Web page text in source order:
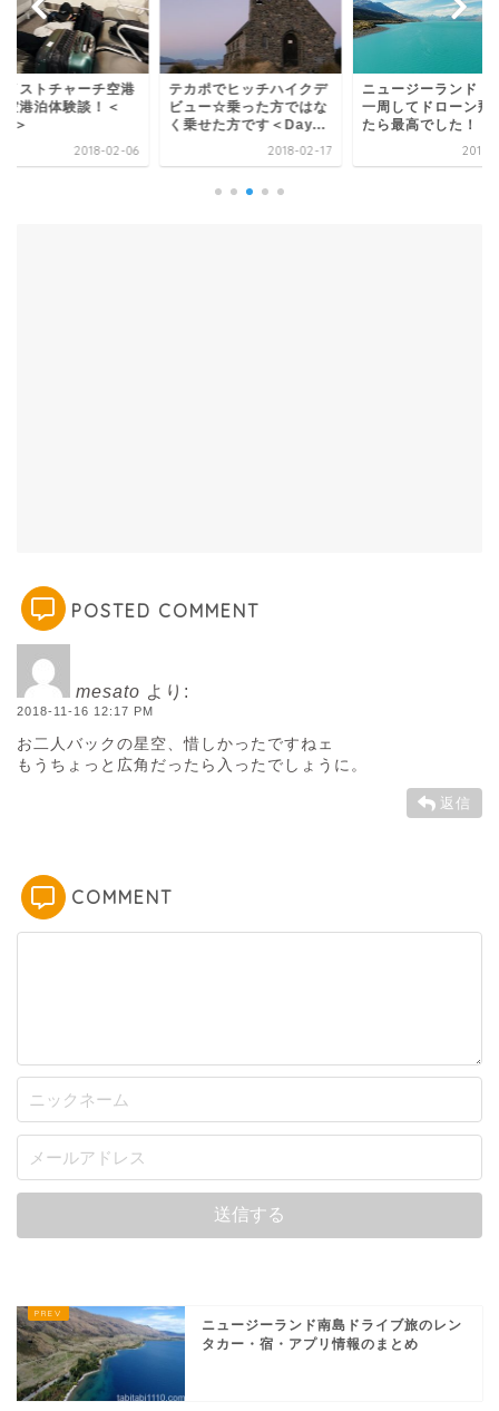
イストチャーチ空港
空港泊体験談！＜
＞
2018-02-06
テカポでヒッチハイクデ
ビュー☆乗った方ではな
く乗せた方です＜Day...
2018-02-17
ニュージーランド｜
一周してドローン飛
たら最高でした！
2018-
POSTED COMMENT
mesato より:
2018-11-16 12:17 PM
お二人バックの星空、惜しかったですねェ
もうちょっと広角だったら入ったでしょうに。
返信
COMMENT
ニュージーランド南島ドライブ旅のレン
タカー・宿・アプリ情報のまとめ